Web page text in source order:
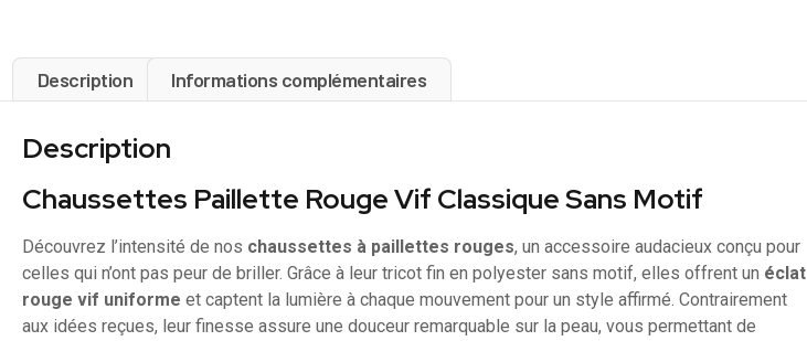
Description Informations complémentaires
Description
Chaussettes Paillette Rouge Vif Classique Sans Motif
Découvrez l’intensité de nos chaussettes à paillettes rouges, un accessoire audacieux conçu pour
celles qui n’ont pas peur de briller. Grâce à leur tricot fin en polyester sans motif, elles offrent un éclat
rouge vif uniforme et captent la lumière à chaque mouvement pour un style affirmé. Contrairement
aux idées reçues, leur finesse assure une douceur remarquable sur la peau, vous permettant de